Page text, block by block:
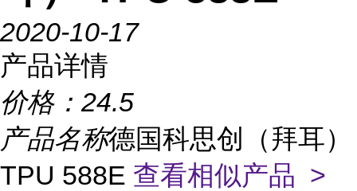
2020-10-17
产品详情
价格： 24.5
产品名称德国科思创（拜耳）
TPU 588E 查看相似产品 >